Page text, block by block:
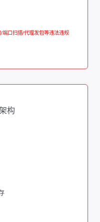
端口扫描/代理发包等违法违规
构